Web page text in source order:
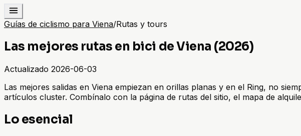
Guías de ciclismo para Viena/Rutas y tours
Las mejores rutas en bici de Viena (2026)
Actualizado 2026-06-03
Las mejores salidas en Viena empiezan en orillas planas y en el Ring, no
artículos cluster. Combínalo con la página de rutas del sitio, el mapa de
Lo esencial